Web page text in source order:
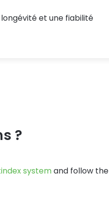
et une fiabilité
?
systemand follow the